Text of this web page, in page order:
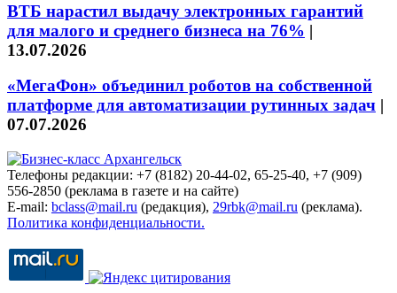
ВТБ нарастил выдачу электронных гарантий
для малого и среднего бизнеса на 76% |
13.07.2026
«МегаФон» объединил роботов на собственной
платформе для автоматизации рутинных задач |
07.07.2026
Телефоны редакции: +7 (8182) 20-44-02, 65-25-40, +7 (909)
556-2850 (реклама в газете и на сайте)
E-mail: bclass@mail.ru (редакция), 29rbk@mail.ru (реклама).
Политика конфиденциальности.